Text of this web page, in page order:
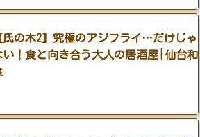
氏の木2】究極のアジフライ…だけじゃ
い！食と向き合う大人の居酒屋|仙台和